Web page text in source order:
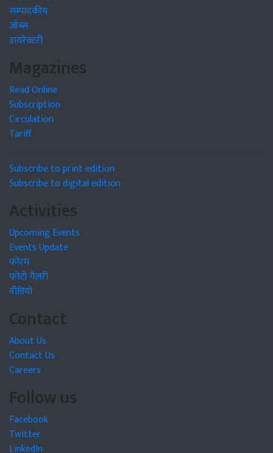
सम्पादकीय
जॉब्स
डायरेक्टरी
Magazines
Read Online
Subscription
Circulation
Tariff
Subscribe to print edition
Subscribe to digital edition
Activities
Upcoming Events
Events Update
फोरम
फोटो गैलरी
वीडियो
Contact
About Us
Contact Us
Careers
Follow us
Facebook
Twitter
LinkedIn